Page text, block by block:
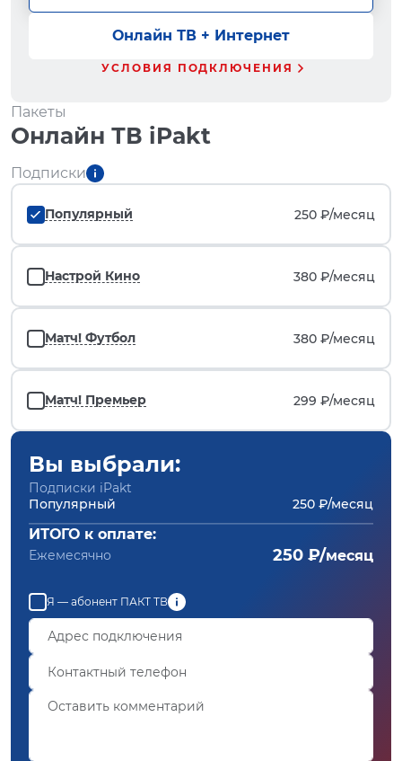
Онлайн ТВ + Интернет
УСЛОВИЯ ПОДКЛЮЧЕНИЯ
Пакеты
Онлайн ТВ iPakt
Подписки
Популярный 250 ₽/месяц
Настрой Кино 380 ₽/месяц
Матч! Футбол 380 ₽/месяц
Матч! Премьер 299 ₽/месяц
Вы выбрали:
Подписки iPakt
Популярный
250 ₽/месяц
ИТОГО к оплате:
Ежемесячно 250 ₽/месяц
Я — абонент ПАКТ ТВ